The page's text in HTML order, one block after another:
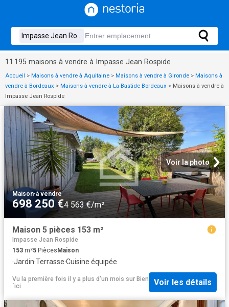
11 195 maisons à vendre à Impasse Jean Rospide
Accueil > Maisons à vendre à Aquitaine > Maisons à vendre à Gironde > Maisons à
vendre à Bordeaux > Maisons à vendre à La Bastide Bordeaux > Maisons à vendre à
Impasse Jean Rospide
Voir la photo
Maison·à vendre
698 250 €4 563 €/m²
Maison 5 pièces 153 m²
Impasse Jean Rospide
153 m²5 PiècesMaison
·Jardin·Terrasse·Cuisine équipée
Vu la première fois il y a plus d'un mois sur Bien
´ici
Voir les détails